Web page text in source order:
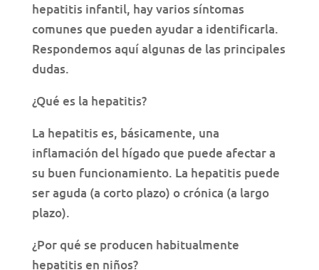
hepatitis infantil, hay varios síntomas
comunes que pueden ayudar a identificarla.
Respondemos aquí algunas de las principales
dudas.
¿Qué es la hepatitis?
La hepatitis es, básicamente, una
inflamación del hígado que puede afectar a
su buen funcionamiento. La hepatitis puede
ser aguda (a corto plazo) o crónica (a largo
plazo).
¿Por qué se producen habitualmente
hepatitis en niños?